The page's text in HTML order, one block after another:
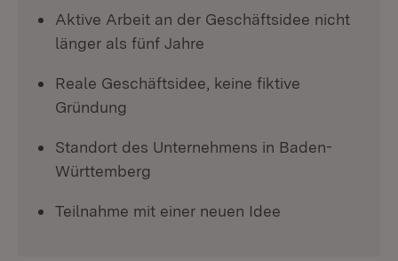
Aktive Arbeit an der Geschäftsidee nicht
länger als fünf Jahre
Reale Geschäftsidee, keine fiktive
Gründung
Standort des Unternehmens in Baden-
Württemberg
Teilnahme mit einer neuen Idee